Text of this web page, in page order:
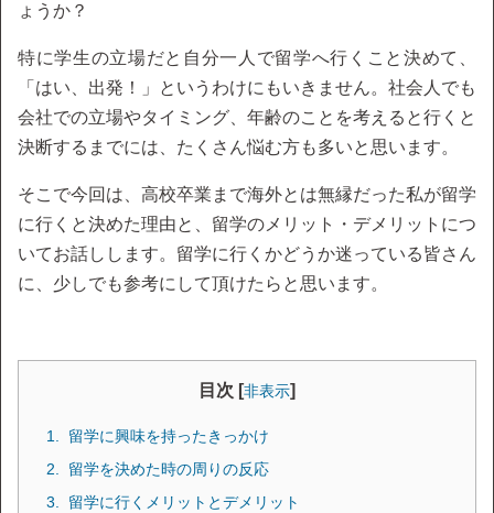
ょうか？
特に学生の立場だと自分一人で留学へ行くこと決めて、
「はい、出発！」というわけにもいきません。社会人でも
会社での立場やタイミング、年齢のことを考えると行くと
決断するまでには、たくさん悩む方も多いと思います。
そこで今回は、高校卒業まで海外とは無縁だった私が留学
に行くと決めた理由と、留学のメリット・デメリットにつ
いてお話しします。留学に行くかどうか迷っている皆さん
に、少しでも参考にして頂けたらと思います。
目次 [非表示]
留学に興味を持ったきっかけ
留学を決めた時の周りの反応
留学に行くメリットとデメリット